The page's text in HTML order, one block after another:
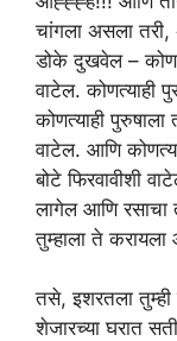
चांगला असला तरी,
डोके दुखवेल –
वाटेल. कोणत्याही
कोणत्याही
वाटेल. आणि
बोटे फिरवावीशी
लागेल आणि रसाचा
तुम्हाला ते
तसे, इशरतला तुम्ही
शेजारच्या घरात